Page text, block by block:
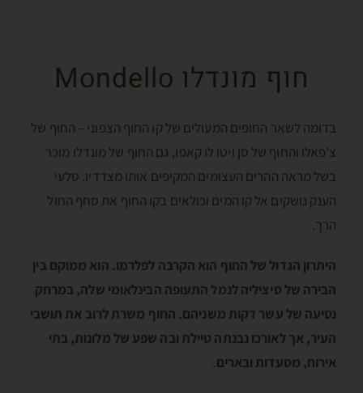
חוף מונדלו Mondello
בדומה לשאר החופים המעולים של קו החוף הצפוני – החוף של
צ'פאלו והחוף של סן ויטו לו קאפו, גם החוף של מונדלו מוכר
בשל מראה ההרים העצומים המקיפים אותו מצדדיו. סלעי
הענק נושקים אל קו המים וכולאים בקו החוף את סחף החול
הרך.
היתרון הגדול של החוף הוא הקרבה לפלרמו. הוא ממוקם בין
הבירה של סיציליה לנמל התעופה הבינלאומי שלה, במרחק
נסיעה של עשר דקות משניהם. החוף משרת לרוב את תושבי
העיר, אך לאורכו נבנתה טיילת ובה שפע של מלונות, בתי
אירוח, מסעדות ובארים.